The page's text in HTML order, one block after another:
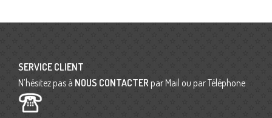
SERVICE CLIENT
N’hésitez pas à NOUS CONTACTER par Mail ou par Téléphone